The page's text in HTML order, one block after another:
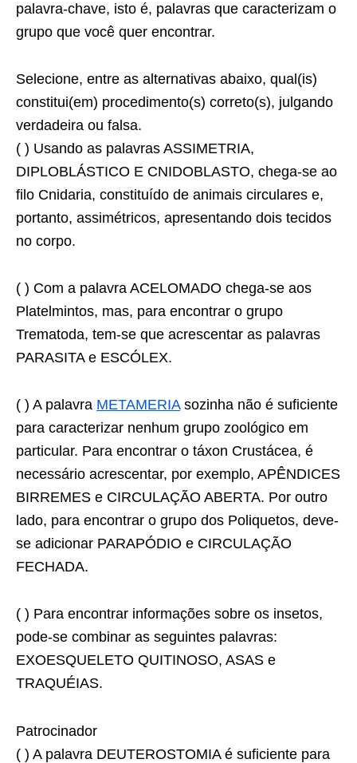
palavra-chave, isto é, palavras que caracterizam o
grupo que você quer encontrar.
Selecione, entre as alternativas abaixo, qual(is)
constitui(em) procedimento(s) correto(s), julgando
verdadeira ou falsa.
( ) Usando as palavras ASSIMETRIA,
DIPLOBLÁSTICO E CNIDOBLASTO, chega-se ao
filo Cnidaria, constituído de animais circulares e,
portanto, assimétricos, apresentando dois tecidos
no corpo.
( ) Com a palavra ACELOMADO chega-se aos
Platelmintos, mas, para encontrar o grupo
Trematoda, tem-se que acrescentar as palavras
PARASITA e ESCÓLEX.
( ) A palavra METAMERIAsozinha não é suficiente
para caracterizar nenhum grupo zoológico em
particular. Para encontrar o táxon Crustácea, é
necessário acrescentar, por exemplo, APÊNDICES
BIRREMES e CIRCULAÇÃO ABERTA. Por outro
lado, para encontrar o grupo dos Poliquetos, deve-
se adicionar PARAPÓDIO e CIRCULAÇÃO
FECHADA.
( ) Para encontrar informações sobre os insetos,
pode-se combinar as seguintes palavras:
EXOESQUELETO QUITINOSO, ASAS e
TRAQUÉIAS.
Patrocinador
( ) A palavra DEUTEROSTOMIA é suficiente para